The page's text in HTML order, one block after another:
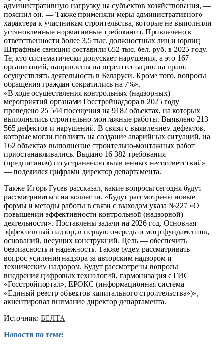
административную нагрузку на субъектов хозяйствования, —
пояснил он. — Также применяли меры административного
характера к участникам строительства, которые не выполняли
установленные нормативные требования. Привлечено к
ответственности более 3,5 тыс. должностных лиц и юрлиц.
Штрафные санкции составили 652 тыс. бел. руб. в 2025 году.
Те, кто систематически допускает нарушения, а это 167
организаций, направлены на переаттестацию на право
осуществлять деятельность в Беларуси. Кроме того, вопросы
обращения граждан сократились на 7%».
«В ходе осуществления контрольных (надзорных)
мероприятий органами Госстройнадзора в 2025 году
проведено 25 544 посещения на 9182 объектах, на которых
выполнялись строительно-монтажные работы. Выявлено 213
565 дефектов и нарушений. В связи с выявлением дефектов,
которые могли повлиять на создание аварийных ситуаций, на
162 объектах выполнение строительно-монтажных работ
приостанавливались. Выдано 16 382 требования
(предписания) по устранению выявленных несоответствий»,
— поделился цифрами директор департамента.
Также Игорь Гусев рассказал, какие вопросы сегодня будут
рассматриваться на коллегии. «Будут рассмотрены новые
формы и методы работы в связи с выходом указа №227 «О
повышении эффективности контрольной (надзорной)
деятельности». Поставлены задачи на 2026 год. Основная —
эффективный надзор, в первую очередь осмотр фундаментов,
оснований, несущих конструкций. Цель — обеспечить
безопасность и надежность. Также будем рассматривать
вопрос усиления надзора за авторским надзором и
техническим надзором. Будут рассмотрены вопросы
внедрения цифровых технологий, гармонизация с ГИС
«Госстройпортал», ЕРОКС (информационная система
«Единый реестр объектов капитального строительства»)», —
акцентировал внимание директор департамента.
Источник: БЕЛТА
Новости по теме: